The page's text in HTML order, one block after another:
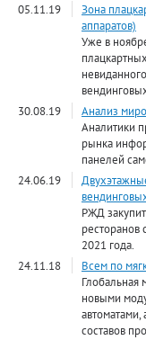
05.11.19
Зона
аппаратов)
Уже в
30.08.19
Анализ
Аналитики
рынка
панелей
24.06.19
РЖД
ресторанов
2021 года.
24.11.18
Всем по
Глобальная
новыми
составов